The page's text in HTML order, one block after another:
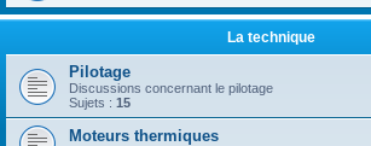
La technique
Pilotage
Discussions concernant le pilotage
Sujets : 15
Moteurs thermiques